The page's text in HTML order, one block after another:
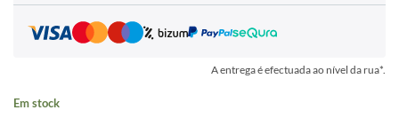
A entrega é efectuada ao nível da rua*.
Em stock